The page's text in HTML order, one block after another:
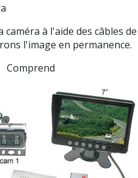
à l'aide des câbles de
l'image en permanence.
Comprend